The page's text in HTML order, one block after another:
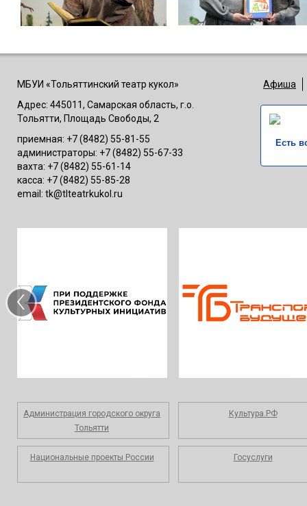
МБУИ «Тольяттинский театр кукол»
Адрес: 445011, Самарская область, г.о.
Тольятти, Площадь Свободы, 2
приемная: +7 (8482) 55-81-55
администраторы: +7 (8482) 55-67-33
вахта: +7 (8482) 55-61-14
касса: +7 (8482) 55-85-28
email: tk@tlteatrkukol.ru
Афиша
Есть
‹
Администрация городского округа
Тольятти
Культура.РФ
Национальные проекты России Госуслуги